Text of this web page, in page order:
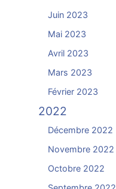
Juin 2023
Mai 2023
Avril 2023
Mars 2023
Février 2023
2022
Décembre 2022
Novembre 2022
Octobre 2022